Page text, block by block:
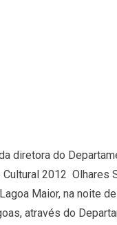
diretora do
2012  Olhares
Maior, na noite
através do